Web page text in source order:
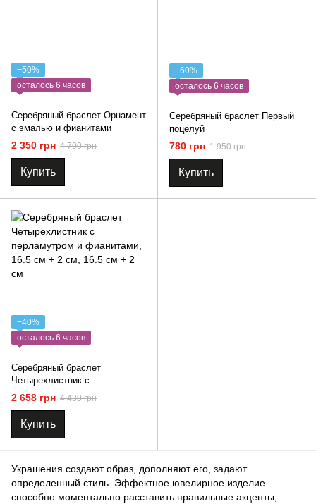
−50%
осталось 6 часов
Серебряный браслет Орнамент
с эмалью и фианитами
2 350 грн 4 700 грн
Купить
−60%
осталось 6 часов
Серебряный браслет Первый
поцелуй
780 грн 1 950 грн
Купить
−40%
осталось 6 часов
Серебряный браслет
Четырехлистник с
перламутром и фианитами
2 658 грн 4 430 грн
Купить
Украшения создают образ, дополняют его, задают
определенный стиль. Эффектное ювелирное изделие
способно моментально расставить правильные акценты,